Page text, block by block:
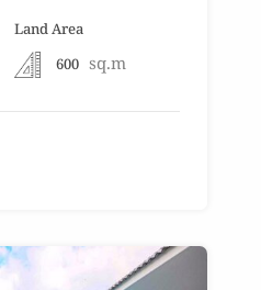
Land Area
600 sq.m